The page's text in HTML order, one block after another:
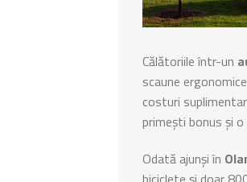
Călătoriile într-un
scaune
costuri
primești bonus și
Odată ajunși în